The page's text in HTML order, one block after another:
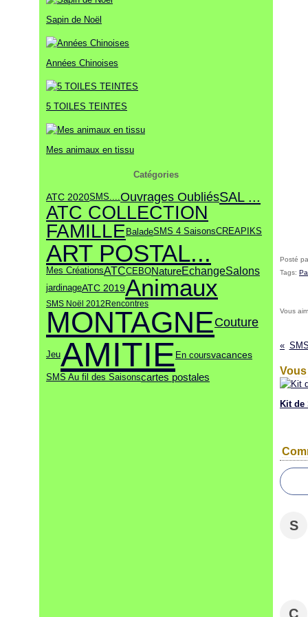
Sapin de Noël
Années Chinoises
5 TOILES TEINTES
Mes animaux en tissu
Catégories
ATC 2020SMS....Ouvrages OubliésSAL ...
ATC COLLECTION
FAMILLEBaladeSMS 4 SaisonsCREAPIKS
ART POSTAL...
Mes CréationsATCCEBONatureEchangeSalons
jardinageATC 2019Animaux
SMS Noël 2012 Rencontres
MONTAGNECouture
JeuAMITIEEn coursvacances
SMS Au fil des Saisonscartes postales
Posté
Tags:
Vous
Kit de
S
C